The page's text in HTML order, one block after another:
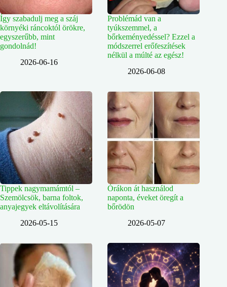
Így szabadulj meg a száj
környéki ráncoktól örökre,
egyszerűbb, mint
gondolnád!
2026-06-16
Problémád van a
tyúkszemmel, a
bőrkeményedéssel? Ezzel a
módszerrel erőfeszítések
nélkül a múlté az egész!
2026-06-08
Tippek nagymamámtól –
Szemölcsök, barna foltok,
anyajegyek eltávolítására
2026-05-15
Órákon át használod
naponta, éveket öregít a
bőrödön
2026-05-07